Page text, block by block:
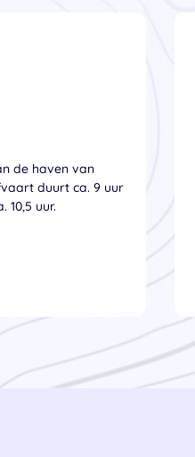
de haven van
duurt ca. 9 uur
10,5 uur.